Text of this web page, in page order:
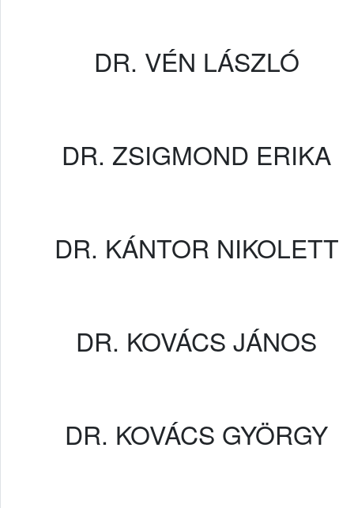
DR. VÉN LÁSZLÓ
DR. ZSIGMOND ERIKA
DR. KÁNTOR NIKOLETT
DR. KOVÁCS JÁNOS
DR. KOVÁCS GYÖRGY